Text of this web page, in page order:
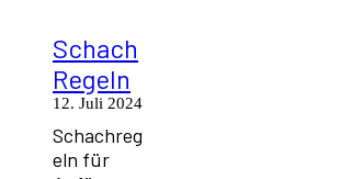
Schach
Regeln
12. Juli 2024
Schachreg
eln für